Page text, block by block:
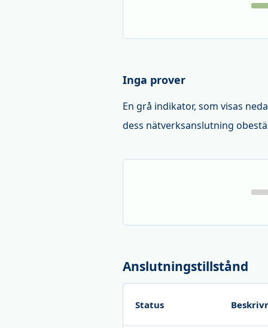
Inga prover
En grå indikator, som visas
dess nätverksanslutning
Anslutningstillstånd
Status